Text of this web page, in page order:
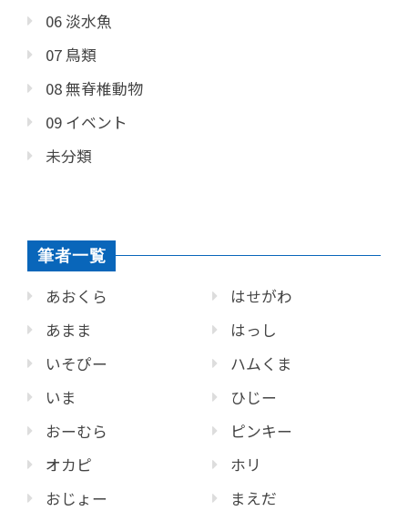
06 淡水魚
07 鳥類
08 無脊椎動物
09 イベント
未分類
筆者一覧
あおくら
あまま
いそぴー
いま
おーむら
オカピ
おじょー
はせがわ
はっし
ハムくま
ひじー
ピンキー
ホリ
まえだ